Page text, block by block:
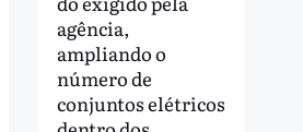
agência,
ampliando o
número de
conjuntos elétricos